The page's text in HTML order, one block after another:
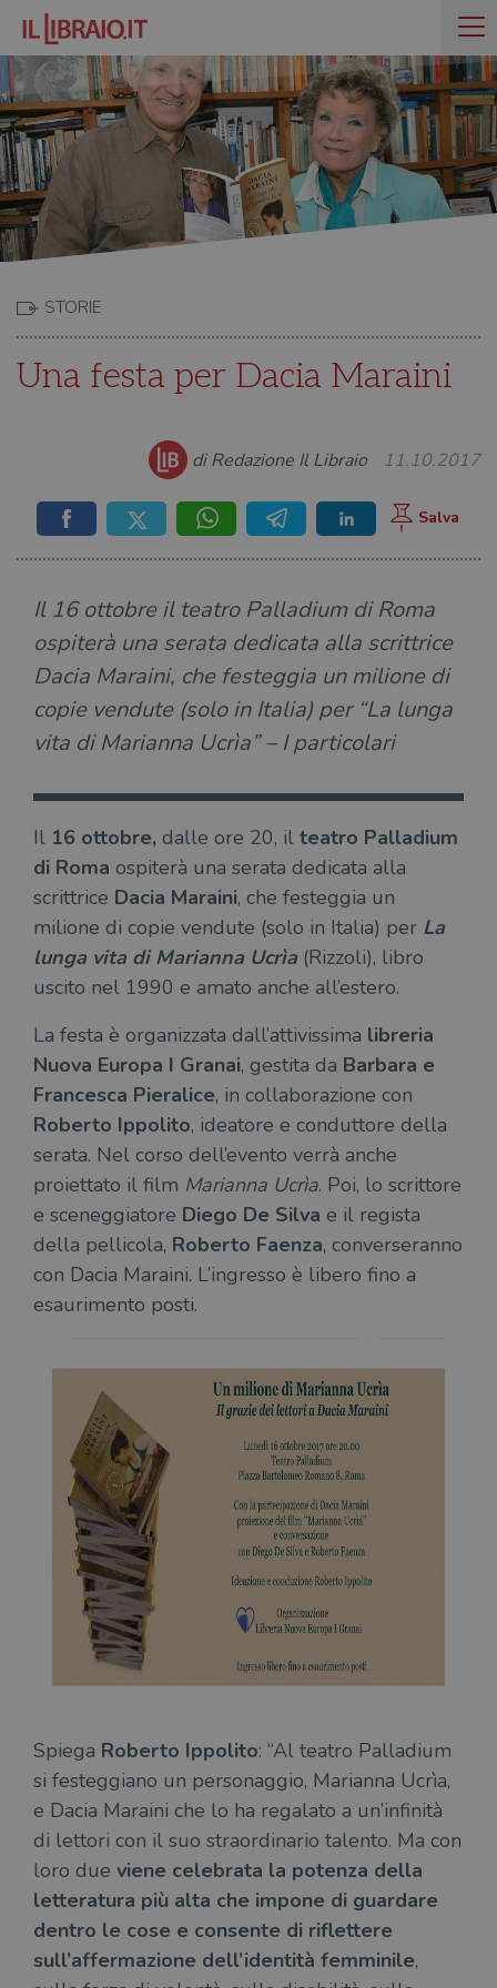
STORIE
Una festa per Dacia Maraini
di Redazione Il Libraio 11.10.2017
Il 16 ottobre il teatro Palladium di Roma
ospiterà una serata dedicata alla scrittrice
Dacia Maraini, che festeggia un milione di
copie vendute (solo in Italia) per “La lunga
vita di Marianna Ucrìa” – I particolari
Il 16 ottobre, dalle ore 20, il teatro Palladium
di Roma ospiterà una serata dedicata alla
scrittrice Dacia Maraini, che festeggia un
milione di copie vendute (solo in Italia) per La
lunga vita di Marianna Ucrìa (Rizzoli), libro
uscito nel 1990 e amato anche all’estero.
La festa è organizzata dall’attivissima libreria
Nuova Europa I Granai, gestita da Barbara e
Francesca Pieralice, in collaborazione con
Roberto Ippolito, ideatore e conduttore della
serata. Nel corso dell’evento verrà anche
proiettato il film Marianna Ucrìa. Poi, lo scrittore
e sceneggiatore Diego De Silva e il regista
della pellicola, Roberto Faenza, converseranno
con Dacia Maraini. L’ingresso è libero fino a
esaurimento posti.
Spiega Roberto Ippolito: “Al teatro Palladium
si festeggiano un personaggio, Marianna Ucrìa,
e Dacia Maraini che lo ha regalato a un’infinità
di lettori con il suo straordinario talento. Ma con
loro due viene celebrata la potenza della
letteratura più alta che impone di guardare
dentro le cose e consente di riflettere
sull’affermazione dell’identità femminile,